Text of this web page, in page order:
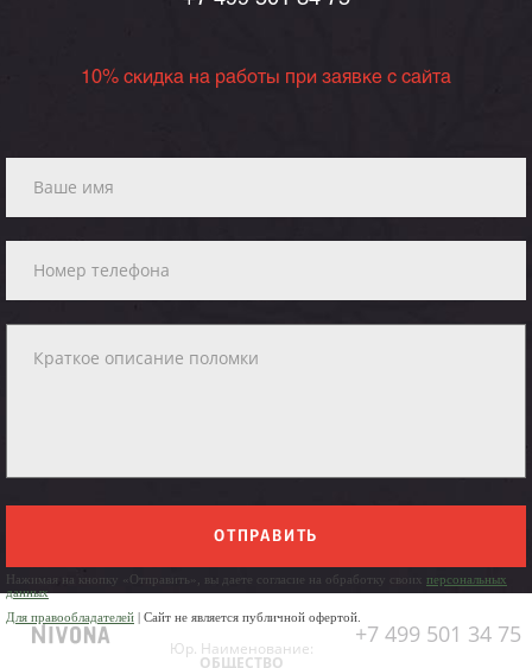
10% скидка на работы при заявке с сайта
ОТПРАВИТЬ
Нажимая на кнопку «Отправить», вы даете согласие на обработку своих персональных
данных
Для правообладателей | Сайт не является публичной офертой.
+7 499 501 34 75
Юр. Наименование:
ОБЩЕСТВО